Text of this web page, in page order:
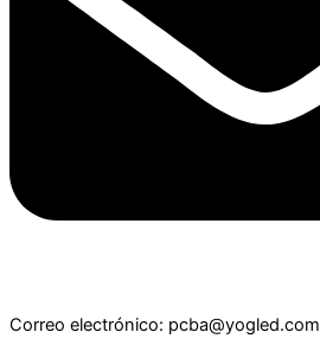
Correo electrónico: pcba@yogled.com